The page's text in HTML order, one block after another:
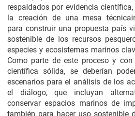
respaldados por evidencia
la creación de una mesa
para construir una propuesta país
sostenible de los recursos
especies y ecosistemas marinos
Como parte de este proceso y
científica sólida, se deberían
escenarios para el análisis de los
el diálogo, que incluyan
conservar espacios marinos de
también para hacer uso sostenible